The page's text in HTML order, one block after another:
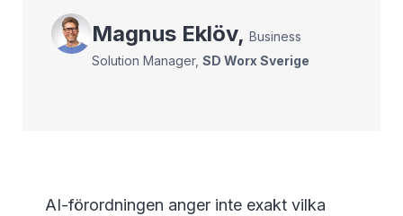
Magnus Eklöv, Business
Solution Manager, SD Worx Sverige
AI-förordningen anger inte exakt vilka